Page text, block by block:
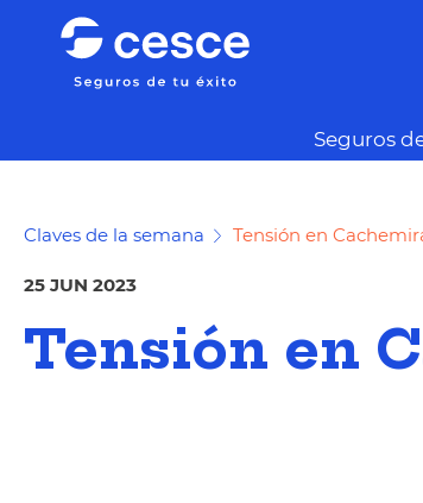
Seguros
Claves de la semana Tensión en
25 JUN 2023
Tensión en